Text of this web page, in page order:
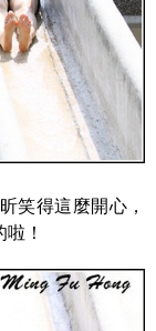
笑得這麼開心，
！